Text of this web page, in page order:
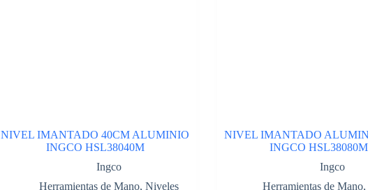
NIVEL IMANTADO 40CM ALUMINIO
INGCO HSL38040M
Ingco
Herramientas de Mano, Niveles
NIVEL IMANTADO
INGCO HSL38080M
Ingco
Herramientas de Mano,